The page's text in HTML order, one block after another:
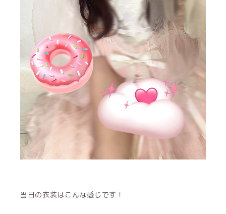
当日の衣装はこんな感じです！